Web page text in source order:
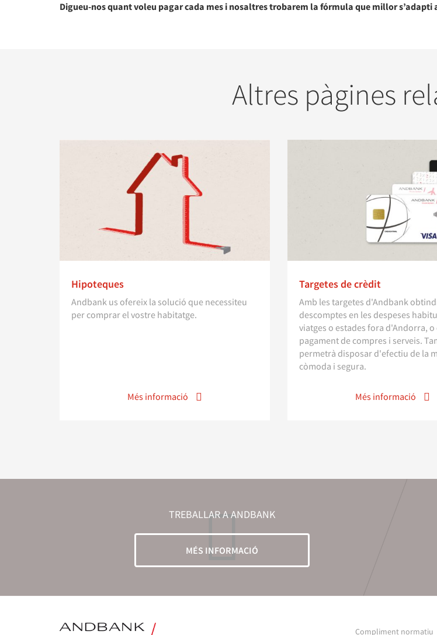
Digueu-nos quant voleu pagar cada mes i nosaltres trobarem la fórmula que millor s’adapti
Altres pàgines
Hipoteques
Andbank us ofereix la solució que necessiteu
per comprar el vostre habitatge.
Més informació
Targetes de crèdit
Amb les targetes d'Andbank
descomptes en les despeses
viatges o estades fora d'Andorra, o
pagament de compres i serveis.
permetrà disposar d'efectiu de la
còmoda i segura.
Més informació
TREBALLAR A ANDBANK
MÉS INFORMACIÓ
Compliment normatiu